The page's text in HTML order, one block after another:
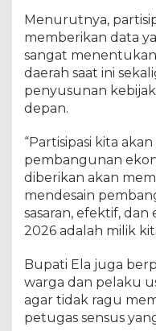
Menurutnya,
memberikan data
sangat
daerah saat ini
penyusunan
depan.
“Partisipasi kita
pembangunan
diberikan akan
mendesain
sasaran, efektif, dan
2026 adalah milik
Bupati Ela juga
warga dan pelaku
agar tidak ragu
petugas sensus